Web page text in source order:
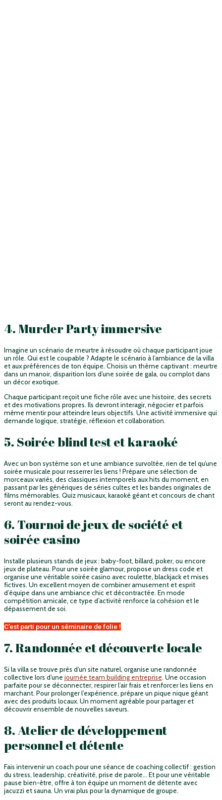
4. Murder Party immersive
Imagine un scénario de meurtre à résoudre où chaque participant joue
un rôle. Qui est le coupable ? Adapte le scénario à l’ambiance de la villa
et aux préférences de ton équipe. Choisis un thème captivant : meurtre
dans un manoir, disparition lors d’une soirée de gala, ou complot dans
un décor exotique.
Chaque participant reçoit une fiche rôle avec une histoire, des secrets
et des motivations propres. Ils devront interagir, négocier et parfois
même mentir pour atteindre leurs objectifs. Une activité immersive qui
demande logique, stratégie, réflexion et collaboration.
5. Soirée blind test et karaoké
Avec un bon système son et une ambiance survoltée, rien de tel qu’une
soirée musicale pour resserrer les liens ! Prépare une sélection de
morceaux variés, des classiques intemporels aux hits du moment, en
passant par les génériques de séries cultes et les bandes originales de
films mémorables. Quiz musicaux, karaoké géant et concours de chant
seront au rendez-vous.
6. Tournoi de jeux de société et
soirée casino
Installe plusieurs stands de jeux : baby-foot, billard, poker, ou encore
jeux de plateau. Pour une soirée glamour, propose un dress code et
organise une véritable soirée casino avec roulette, blackjack et mises
fictives. Un excellent moyen de combiner amusement et esprit
d’équipe dans une ambiance chic et décontractée. En mode
compétition amicale, ce type d’activité renforce la cohésion et le
dépassement de soi.
C’est parti pour un séminaire de folie !
7. Randonnée et découverte locale
Si la villa se trouve près d’un site naturel, organise une randonnée
collective lors d’une journée team building entreprise. Une occasion
parfaite pour se déconnecter, respirer l’air frais et renforcer les liens en
marchant. Pour prolonger l’expérience, prépare un pique nique géant
avec des produits locaux. Un moment agréable pour partager et
découvrir ensemble de nouvelles saveurs.
8. Atelier de développement
personnel et détente
Fais intervenir un coach pour une séance de coaching collectif : gestion
du stress, leadership, créativité, prise de parole… Et pour une véritable
pause bien-être, offre à ton équipe un moment de détente avec
jacuzzi et sauna. Un vrai plus pour la dynamique de groupe.